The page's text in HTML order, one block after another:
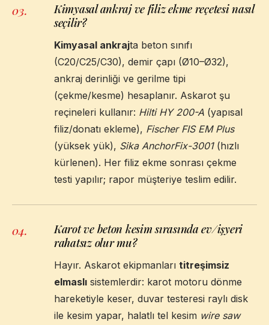
03.
Kimyasal ankraj ve filiz ekme reçetesi nasıl
seçilir?
Kimyasal ankrajta beton sınıfı
(C20/C25/C30), demir çapı (Ø10–Ø32),
ankraj derinliği ve gerilme tipi
(çekme/kesme) hesaplanır. Askarot şu
reçineleri kullanır: Hilti HY 200-A (yapısal
filiz/donatı ekleme), Fischer FIS EM Plus
(yüksek yük), Sika AnchorFix-3001(hızlı
kürlenen). Her filiz ekme sonrası çekme
testi yapılır; rapor müşteriye teslim edilir.
04.
Karot ve beton kesim sırasında ev/işyeri
rahatsız olur mu?
Hayır. Askarot ekipmanları titreşimsiz
elmaslı sistemlerdir: karot motoru dönme
hareketiyle keser, duvar testeresi raylı disk
ile kesim yapar, halatlı tel kesim wire saw